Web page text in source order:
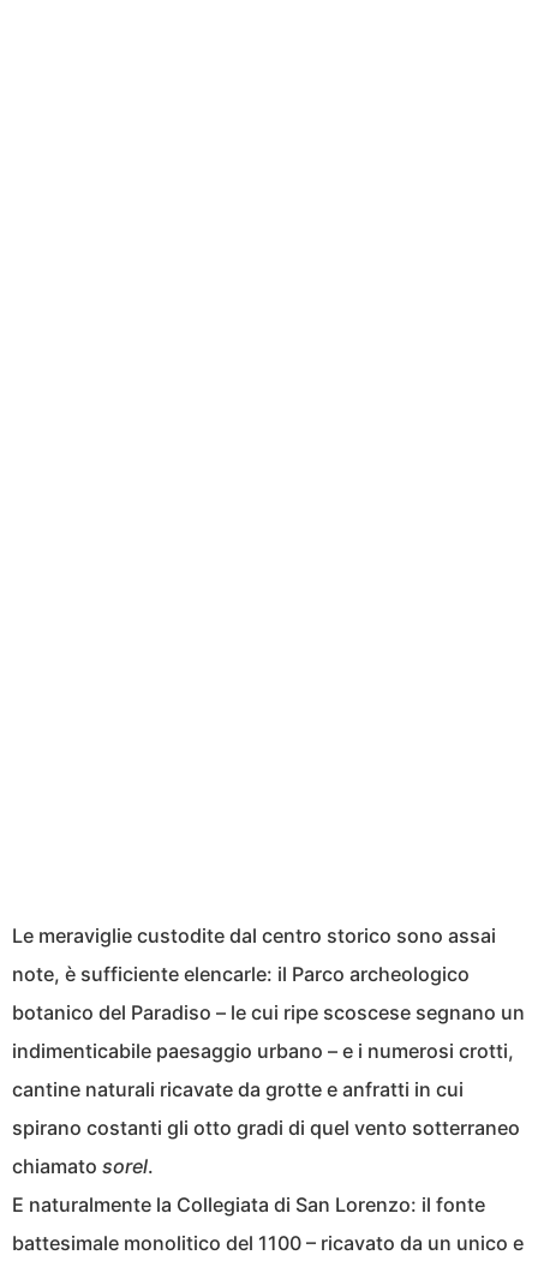
Le meraviglie custodite dal centro storico sono assai
note, è sufficiente elencarle: il Parco archeologico
botanico del Paradiso – le cui ripe scoscese segnano un
indimenticabile paesaggio urbano – e i numerosi crotti,
cantine naturali ricavate da grotte e anfratti in cui
spirano costanti gli otto gradi di quel vento sotterraneo
chiamato sorel.
E naturalmente la Collegiata di San Lorenzo: il fonte
battesimale monolitico del 1100 – ricavato da un unico e